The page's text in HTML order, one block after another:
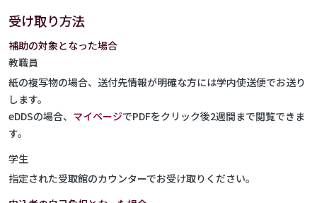
受け取り方法
補助の対象となった場合
教職員
紙の複写物の場合、送付先情報が明確な方には学内使送便でお送り
します。
eDDSの場合、 マイページでPDFをクリック後2週間まで閲覧できま
す。
学生
指定された受取館のカウンターでお受け取りください。